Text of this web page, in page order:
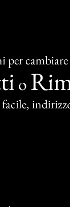
per cambiare
o